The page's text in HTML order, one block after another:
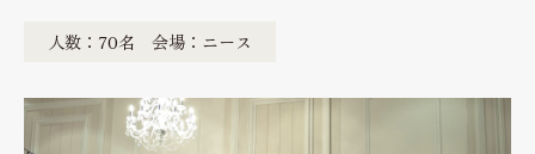
料金プラン
ペット婚
Pet wedding
人数：70名 会場：ニース